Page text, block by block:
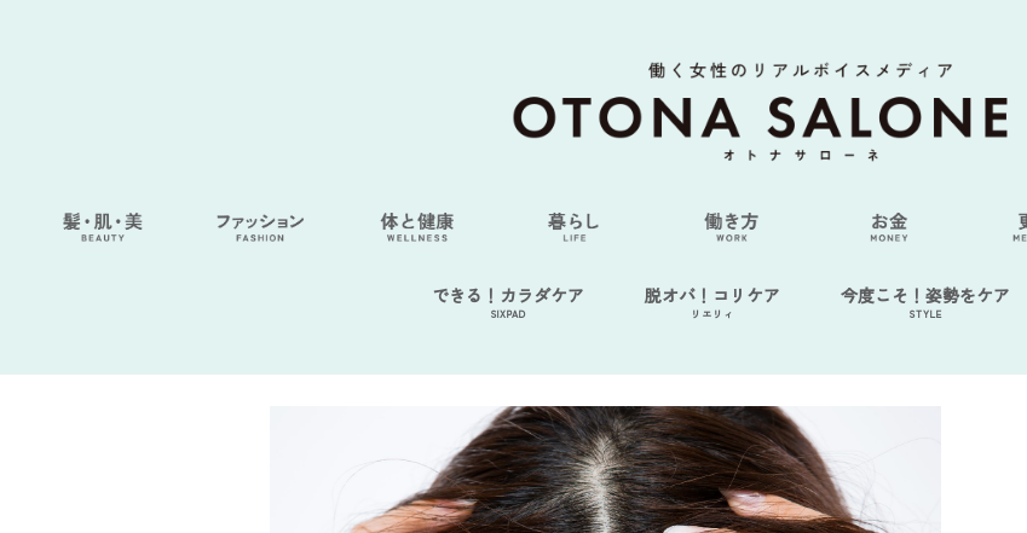
できる！カラダケア
SIXPAD
脱オバ！コリケア
リエリィ
今度こそ！姿勢をケア
STYLE